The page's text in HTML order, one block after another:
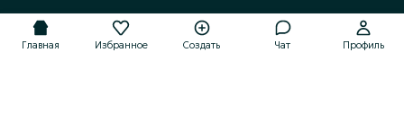
Главная Избранное Создать Чат Профиль